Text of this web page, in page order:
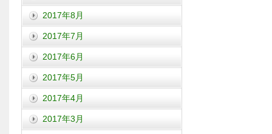
2017年8月
2017年7月
2017年6月
2017年5月
2017年4月
2017年3月